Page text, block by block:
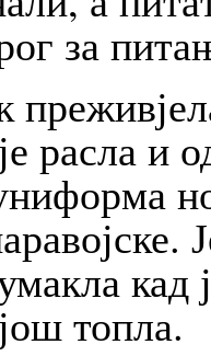
за
ра­сла и
кад
то­пла.